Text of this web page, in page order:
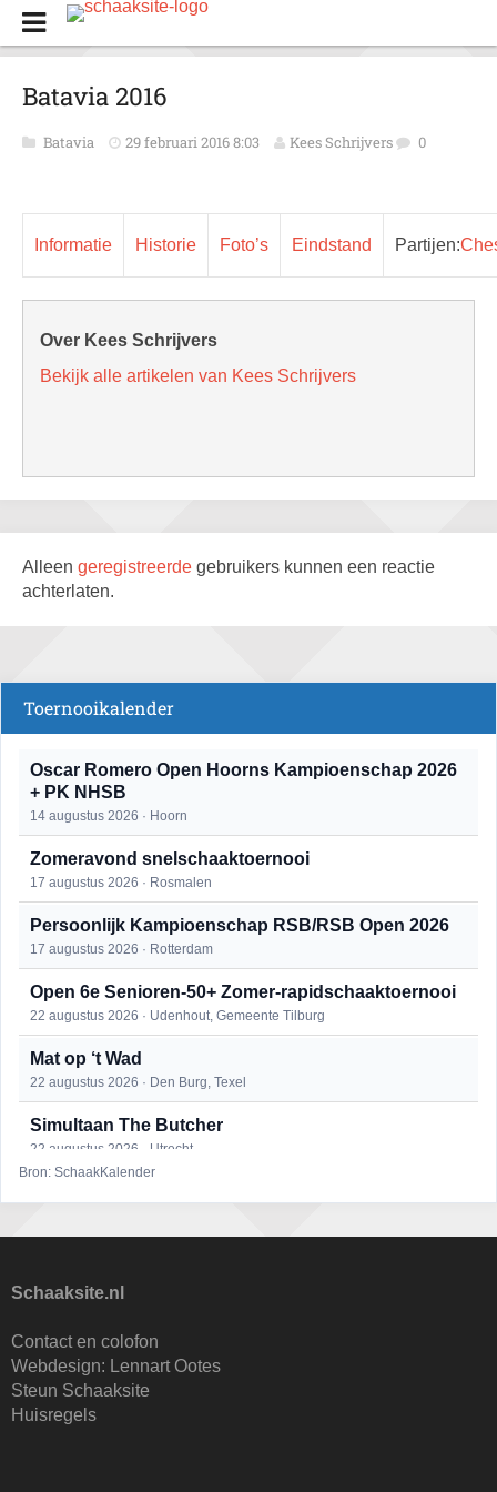
Batavia 2016
Batavia 29 februari 2016 8:03 Kees Schrijvers 0
Informatie Historie Foto’s Eindstand Partijen:
Over Kees Schrijvers
Bekijk alle artikelen van Kees Schrijvers
Alleen geregistreerde gebruikers kunnen een reactie
achterlaten.
Toernooikalender
Oscar Romero Open Hoorns Kampioenschap 2026
+ PK NHSB
14 augustus 2026 · Hoorn
Zomeravond snelschaaktoernooi
17 augustus 2026 · Rosmalen
Persoonlijk Kampioenschap RSB/RSB Open 2026
17 augustus 2026 · Rotterdam
Open 6e Senioren-50+ Zomer-rapidschaaktoernooi
22 augustus 2026 · Udenhout, Gemeente Tilburg
Mat op ‘t Wad
22 augustus 2026 · Den Burg, Texel
Simultaan The Butcher
22 augustus 2026 · Utrecht
25 augustus 2026 · Bunschoten-Spakenburg
27 augustus 2026 · Delft
KC Open
28 augustus 2026 · Haarlem
Bron: SchaakKalender
Schaaksite.nl
Contact en colofon
Webdesign: Lennart Ootes
Steun Schaaksite
Huisregels